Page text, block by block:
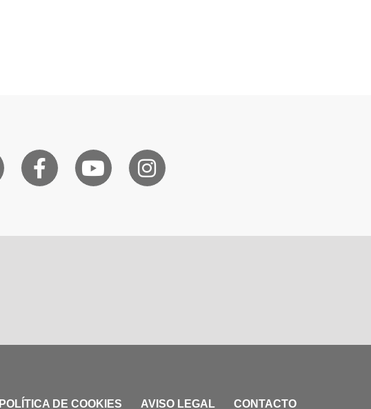
POLÍTICA DE COOKIES AVISO LEGAL CONTACTO